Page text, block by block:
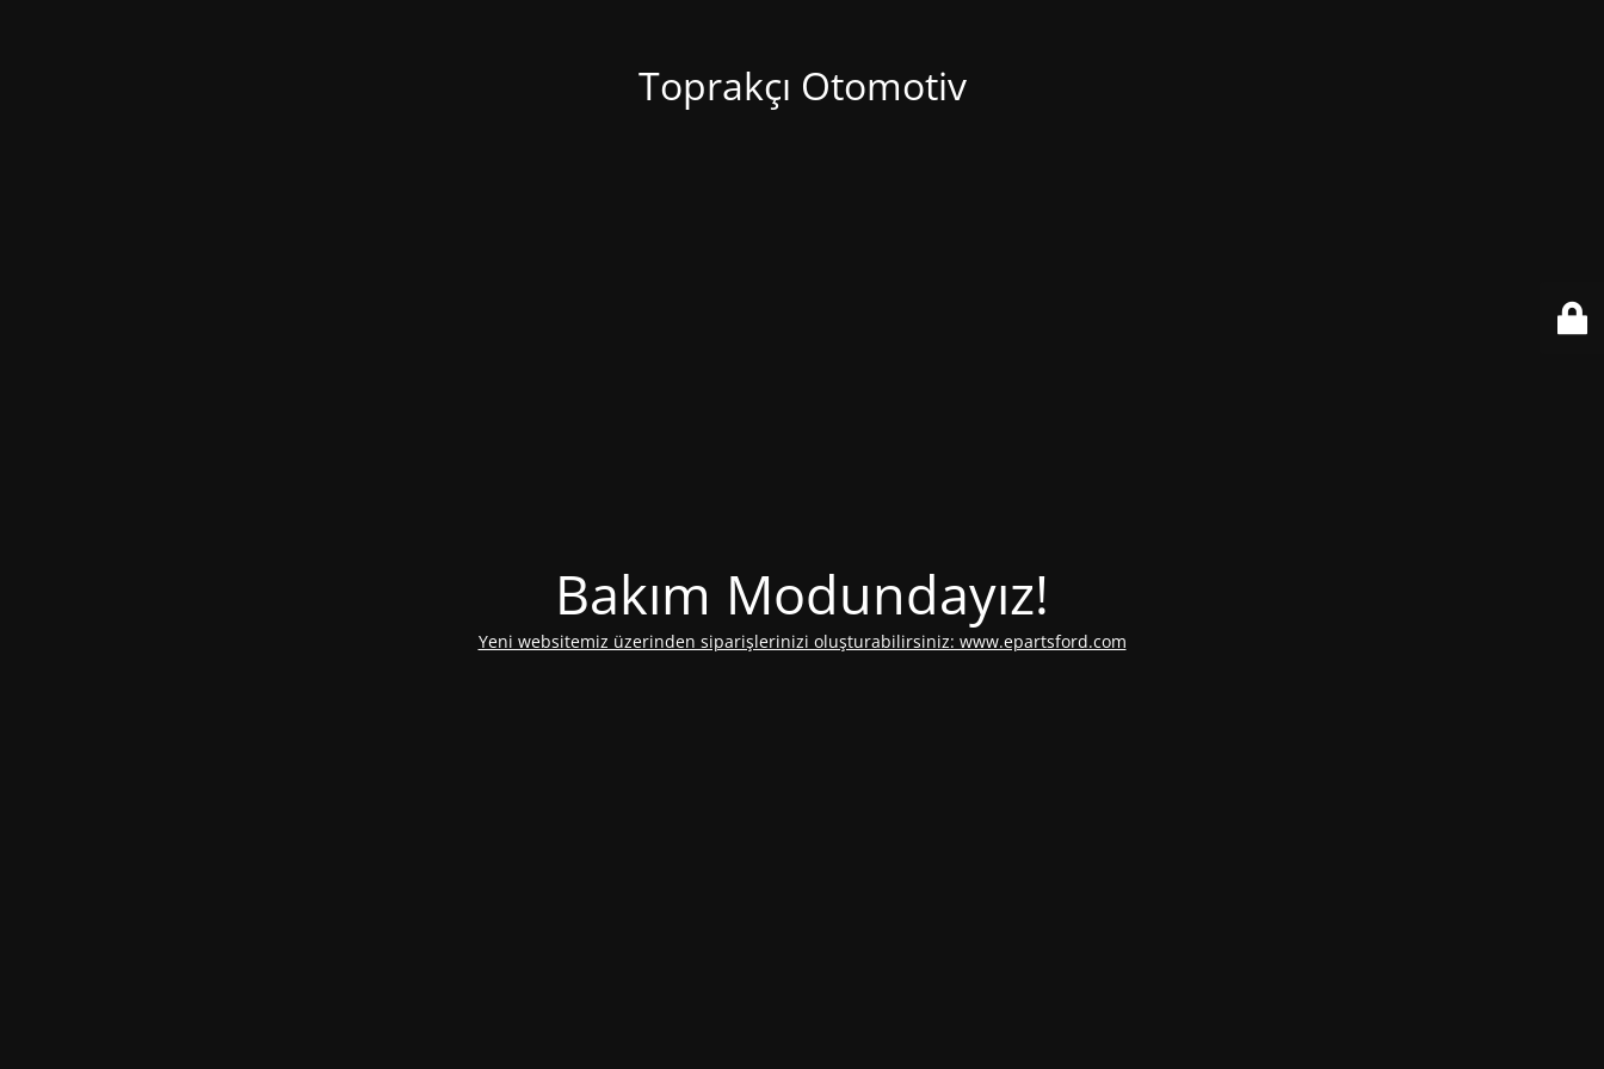
Toprakçı Otomotiv
Bakım Modundayız!
Yeni websitemiz üzerinden siparişlerinizi oluşturabilirsiniz: www.epartsford.com